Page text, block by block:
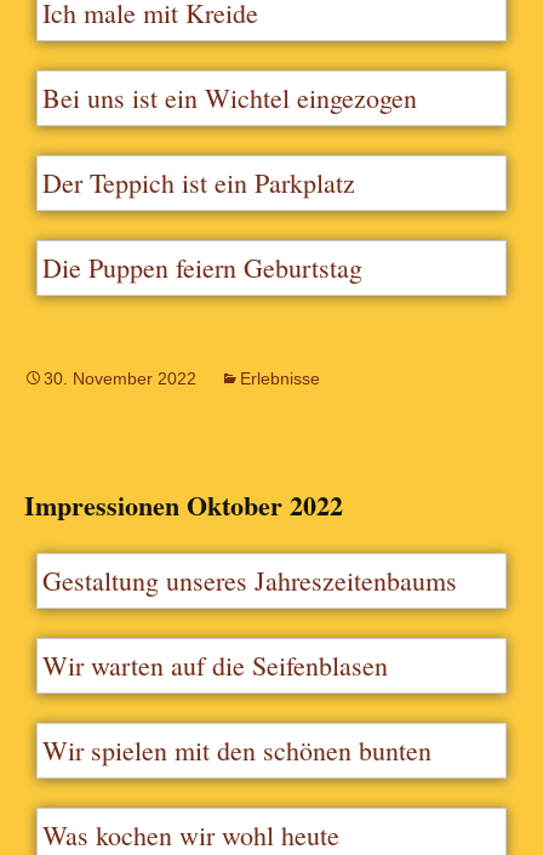
Ich male mit Kreide
Bei uns ist ein Wichtel eingezogen
Der Teppich ist ein Parkplatz
Die Puppen feiern Geburtstag
30. November 2022 Erlebnisse
Impressionen Oktober 2022
Gestaltung unseres Jahreszeitenbaums
Wir warten auf die Seifenblasen
Wir spielen mit den schönen bunten
Herbstblättern
Was kochen wir wohl heute